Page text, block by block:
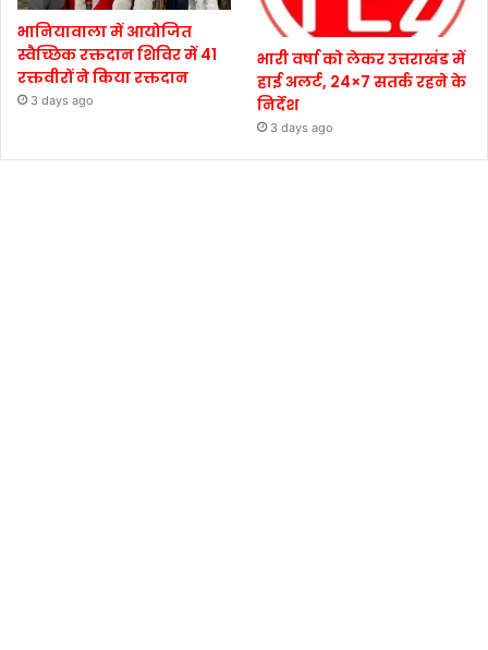
भानियावाला में आयोजित
स्वैच्छिक रक्तदान शिविर में 41
रक्तवीरों ने किया रक्तदान
3 days ago
भारी वर्षा को लेकर उत्तराखंड में
हाई अलर्ट, 24×7 सतर्क रहने के
निर्देश
3 days ago